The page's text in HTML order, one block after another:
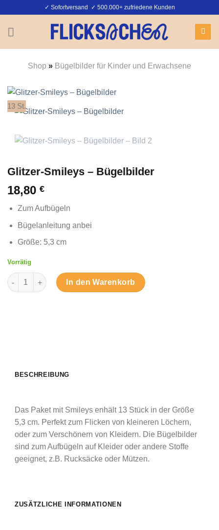
springen
✓ Sofortversand ✓ 500.000+ zufriedene Kunden
Shop » Bügelbilder für Kinder und Erwachsene
13 St.
Glitzer-Smileys – Bügelbilder
18,80 €
Zum Aufbügeln
Bügelanleitung anbei
Größe: 5,3 cm
Vorrätig
Glitzer-Smileys – Bügelbilder Menge
In den Warenkorb
BESCHREIBUNG
Das Paket mit Smileys enhält 13 Stück in der Größe
5,3 cm. Perfekt zum Flicken von kleineren Löchern,
oder zum Verschönern von Kleidern. Die Bügelbilder
sind zum Aufbügeln auf Kleider oder andere Stoffe
geeignet, z.B. Rucksäcke oder Mützen.
ZUSÄTZLICHE INFORMATIONEN